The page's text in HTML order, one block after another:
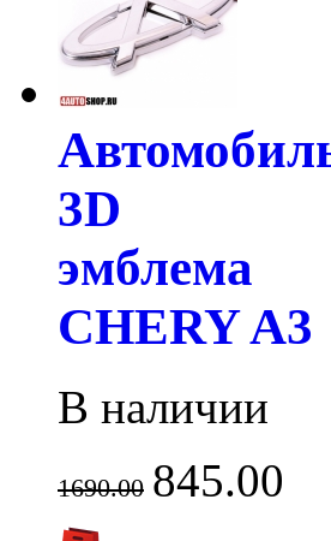
3D
эмблема
CHERY A3
В наличии
1690.00 845.00